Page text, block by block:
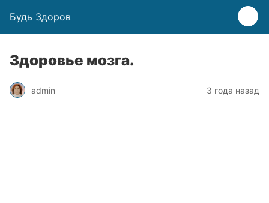
Будь Здоров
Здоровье мозга.
admin 3 года назад